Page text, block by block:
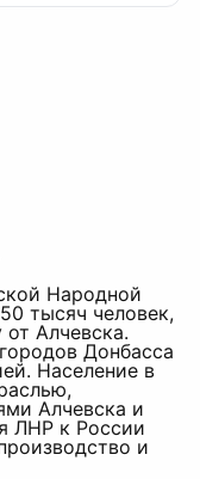
Народной
тысяч человек,
Алчевска.
Донбасса
Население в
Алчевска и
ЛНР к России
и